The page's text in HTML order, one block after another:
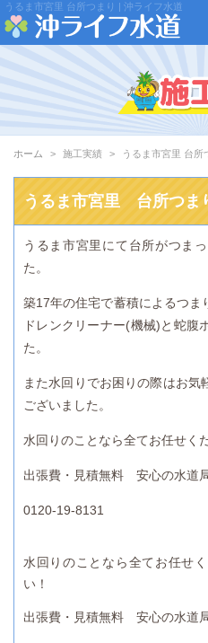
うるま市宮里 台所つまり | 沖ライフ水道
ホーム 施工実績 うるま市宮里 台所
うるま市宮里 台所つま
うるま市宮里にて台所がつま
た。
築17年の住宅で蓄積によるつま
ドレンクリーナー(機械)と蛇腹
た。
また水回りでお困りの際はお気
ございました。
水回りのことなら全てお任せく
出張費・見積無料 安心の水道
0120-19-8131
水回りのことなら全てお任せ
い！
出張費・見積無料 安心の水道